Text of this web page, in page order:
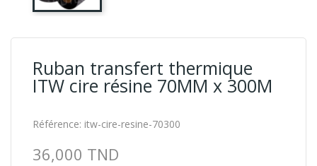
Ruban transfert thermique
ITW cire résine 70MM x 300M
Référence: itw-cire-resine-70300
36,000 TND